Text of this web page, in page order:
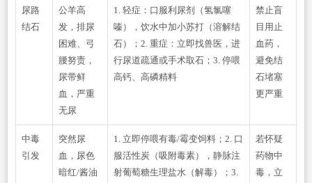
尿路
结石
公羊高
发，排尿
困难、弓
腰努责，
尿带鲜
血，严重
无尿
1. 轻症：口服利尿剂（氢氯噻
嗪），饮水中加小苏打（溶解结
石）；2. 重症：立即找兽医，进
行尿道疏通或手术取石；3. 停喂
高钙、高磷精料
禁止盲
目用止
血药，
避免结
石堵塞
更严重
中毒
引发
突然尿
血，尿色
暗红/酱油
1. 立即停喂有毒/霉变饲料；2. 口
服活性炭（吸附毒素），静脉注
射葡萄糖生理盐水（解毒）；3.
若怀疑
药物中
毒，立